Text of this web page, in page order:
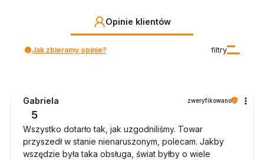
Opinie klientów
filtry
Jak zbieramy opinie?
Gabriela zweryfikowano
5
Wszystko dotarło tak, jak uzgodniliśmy. Towar
przyszedł w stanie nienaruszonym, polecam. Jakby
wszędzie była taka obsługa, świat byłby o wiele